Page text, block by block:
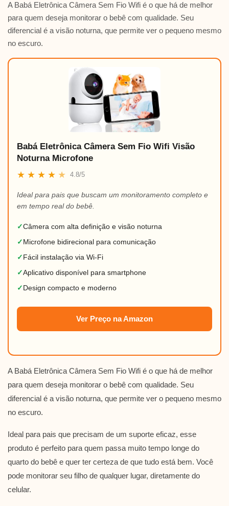
A Babá Eletrônica Câmera Sem Fio Wifi é o que há de melhor
para quem deseja monitorar o bebê com qualidade. Seu
diferencial é a visão noturna, que permite ver o pequeno mesmo
no escuro.
Babá Eletrônica Câmera Sem Fio Wifi Visão
Noturna Microfone
★ ★ ★ ★ ★ 4.8/5
Ideal para pais que buscam um monitoramento completo e
em tempo real do bebê.
✓Câmera com alta definição e visão noturna
✓ Microfone bidirecional para comunicação
✓ Fácil instalação via Wi-Fi
✓Aplicativo disponível para smartphone
✓ Design compacto e moderno
Ver Preço na Amazon
A Babá Eletrônica Câmera Sem Fio Wifi é o que há de melhor
para quem deseja monitorar o bebê com qualidade. Seu
diferencial é a visão noturna, que permite ver o pequeno mesmo
no escuro.
Ideal para pais que precisam de um suporte eficaz, esse
produto é perfeito para quem passa muito tempo longe do
quarto do bebê e quer ter certeza de que tudo está bem. Você
pode monitorar seu filho de qualquer lugar, diretamente do
celular.